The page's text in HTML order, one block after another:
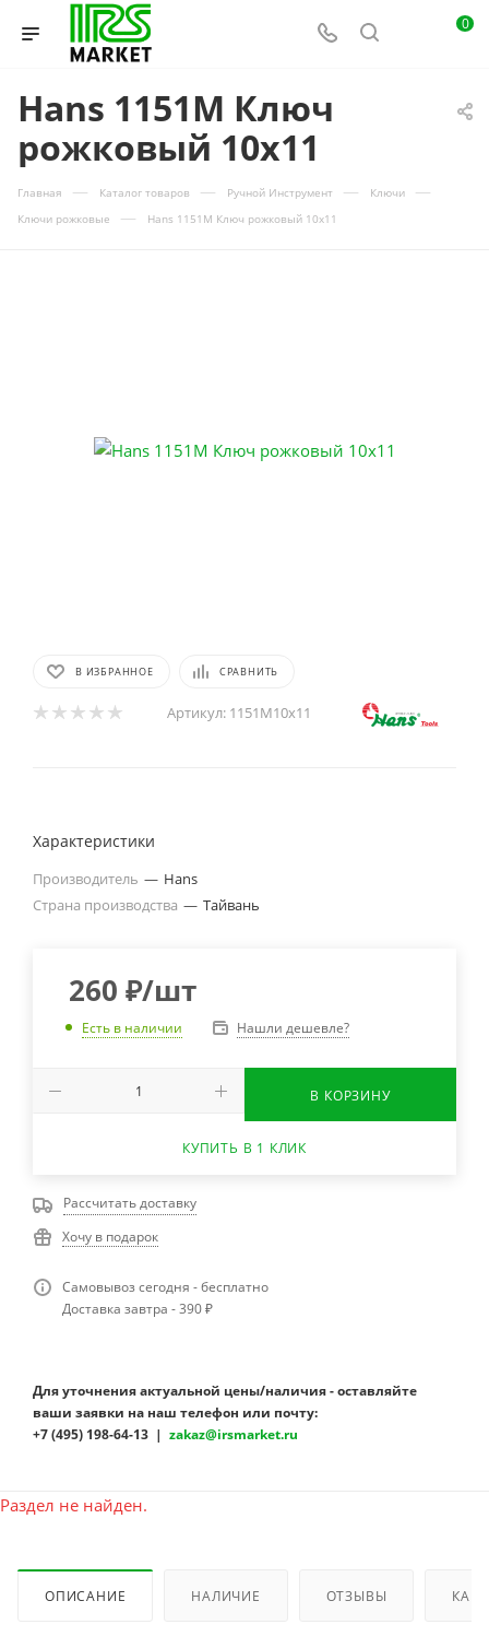
0
Hans 1151M Ключ
рожковый 10х11
Главная — Каталог товаров — Ручной Инструмент — Ключи —
Ключи рожковые — Hans 1151M Ключ рожковый 10х11
В ИЗБРАННОЕ СРАВНИТЬ
Артикул: 1151M10х11
Характеристики
Производитель — Hans
Страна производства — Тайвань
260 ₽/шт
Есть в наличии Нашли дешевле?
В КОРЗИНУ
КУПИТЬ В 1 КЛИК
Рассчитать доставку
Хочу в подарок
Самовывоз сегодня - бесплатно
Доставка завтра - 390 ₽
Для уточнения актуальной цены/наличия - оставляйте
ваши заявки на наш телефон или почту:
+7 (495) 198-64-13 | zakaz@irsmarket.ru
Раздел не найден.
ОПИСАНИЕ НАЛИЧИЕ ОТЗЫВЫ КАК